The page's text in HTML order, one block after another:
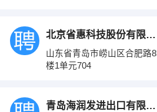
北京省惠科技股份有限公司
山东省青岛市崂山区合肥路
楼1单元704
青岛海润发进出口有限公司